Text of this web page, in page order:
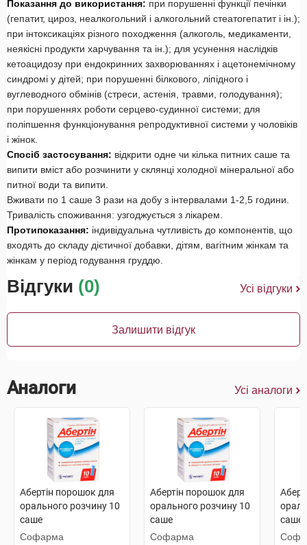
Показання до використання: при порушенні функції печінки
(гепатит, цироз, неалкогольний і алкогольний стеатогепатит і ін.);
при інтоксикаціях різного походження (алкоголь, медикаменти,
неякісні продукти харчування та ін.); для усунення наслідків
кетоацидозу при ендокринних захворюваннях і ацетонемічному
синдромі у дітей; при порушенні білкового, ліпідного і
вуглеводного обмінів (стреси, астенія, травми, голодування);
при порушеннях роботи серцево-судинної системи; для
поліпшення функціонування репродуктивної системи у чоловіків
і жінок.
Спосіб застосування: відкрити одне чи кілька питних саше та
випити вміст або розчинити у склянці холодної мінеральної або
питної води та випити.
Вживати по 1 саше 3 рази на добу з інтервалами 1-2,5 години.
Тривалість споживання: узгоджується з лікарем.
Протипоказання: індивідуальна чутливість до компонентів, що
входять до складу дієтичної добавки, дітям, вагітним жінкам та
жінкам у період годування груддю.
Відгуки (0) Усі відгуки
Залишити відгук
Аналоги Усі аналоги
Абертін порошок для
орального розчину 10
саше
Софарма
Абертін порошок для
орального розчину 10
саше
Софарма
саше